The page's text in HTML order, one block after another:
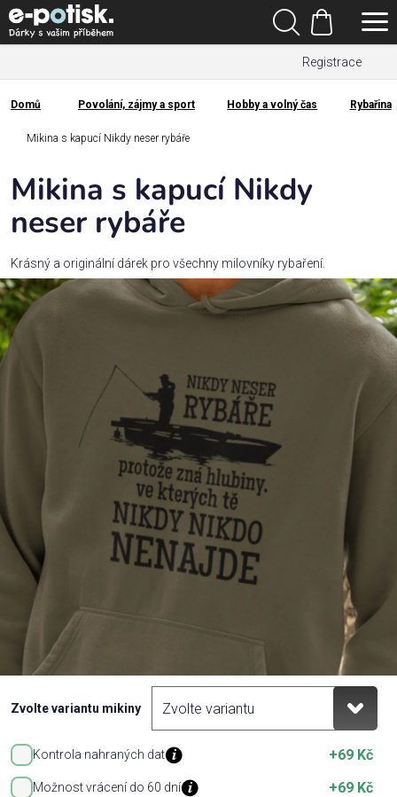
Přejít
na
obsah
Registrace
Hledat
Nákupní
košík
Kategorie
Dárek
Rodina
/
Láska
Povolání,
Příležitosti
Domácnost
Kolekce
Oblečení
Přihlášení
Domů
Domů Povolání, zájmy a sport Hobby a volný čas Rybařina
Mikina s kapucí Nikdy neser rybáře
Zvolte variantu mikiny
Kontrola nahraných dat +69 Kč
Možnost vrácení do 60 dní +69 Kč
Mikina s kapucí Nikdy
neser rybáře
Krásný a originální dárek pro všechny milovníky rybaření.